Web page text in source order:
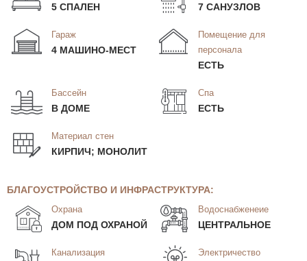
5 СПАЛЕН 7 САНУЗЛОВ
Гараж
4 МАШИНО-МЕСТ
Помещение для
персонала
ЕСТЬ
Бассейн
В ДОМЕ
Спа
ЕСТЬ
Материал стен
КИРПИЧ; МОНОЛИТ
БЛАГОУСТРОЙСТВО И ИНФРАСТРУКТУРА:
Охрана
ДОМ ПОД ОХРАНОЙ
Водоснабженеие
ЦЕНТРАЛЬНОЕ
Канализация Электричество